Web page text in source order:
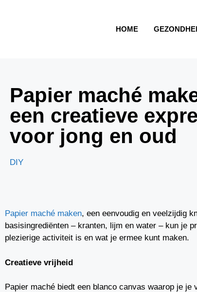
HOME
Papier maché
een creatieve
voor jong en oud
DIY
Papier maché maken, een eenvoudig en veelzijdig
basisingrediënten – kranten, lijm en water – kun je
plezierige activiteit is en wat je ermee kunt maken.
Creatieve vrijheid
Papier maché biedt een blanco canvas waarop je